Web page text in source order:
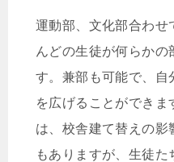
運動部、文化部合わせ
んどの生徒が何らかの
す。兼部も可能で、自
を広げることができま
は、校舎建て替えの影
もありますが、生徒